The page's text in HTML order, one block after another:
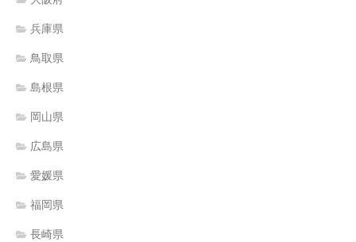
兵庫県
鳥取県
島根県
岡山県
広島県
愛媛県
福岡県
長崎県